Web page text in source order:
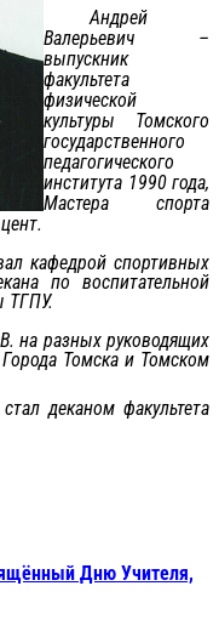
Андрей
Валерьевич –
выпускник
факультета
физической
культуры Томского
государственного
педагогического
института 1990 года,
Мастера спорта
кафедрой спортивных
по воспитательной
ТГПУ.
на разных руководящих
Томска и Томском
деканом факультета
Дню Учителя,